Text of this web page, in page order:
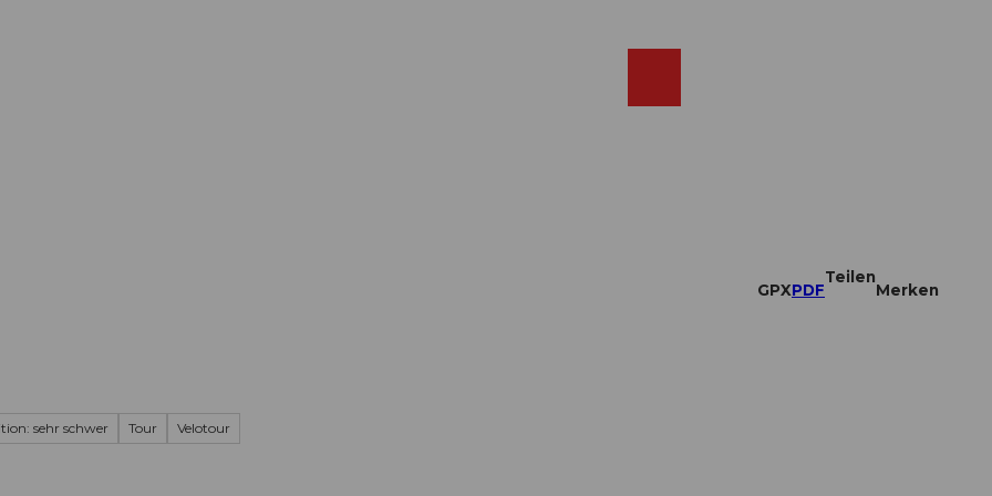
GPXPDF
Teilen
Merken
sehr schwer Tour Velotour